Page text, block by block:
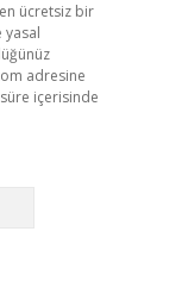
ücretsiz bir
yasal
adresine
içerisinde